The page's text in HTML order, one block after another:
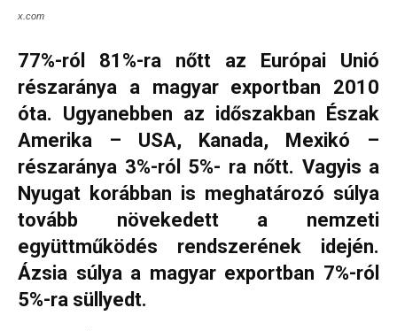
x.com
77%-ról 81%-ra nőtt az Európai Unió
részaránya a magyar exportban 2010
óta. Ugyanebben az időszakban Észak
Amerika – USA, Kanada, Mexikó –
részaránya 3%-ról 5%- ra nőtt. Vagyis a
Nyugat korábban is meghatározó súlya
tovább növekedett a nemzeti
együttműködés rendszerének idején.
Ázsia súlya a magyar exportban 7%-ról
5%-ra süllyedt.